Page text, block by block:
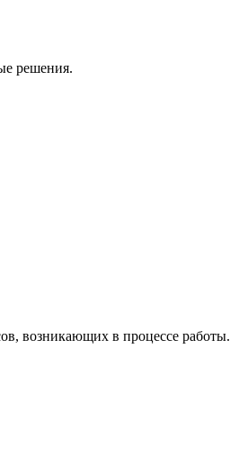
решения.
возникающих в процессе работы.